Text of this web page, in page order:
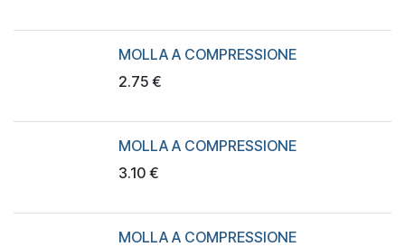
MOLLA A COMPRESSIONE
2.75 €
MOLLA A COMPRESSIONE
3.10 €
MOLLA A COMPRESSIONE